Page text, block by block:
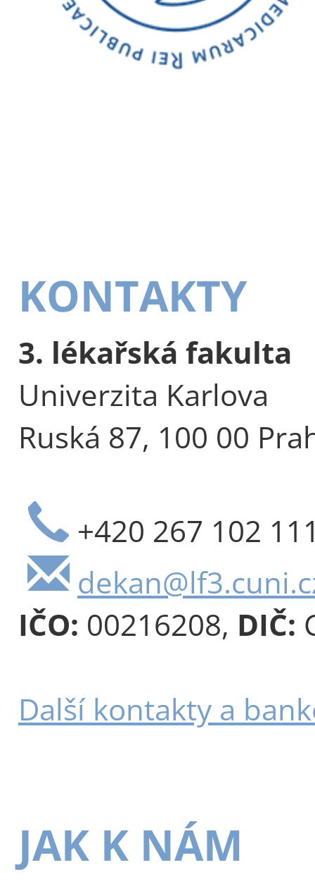
KONTAKTY
3. lékařská fakulta
Univerzita Karlova
Ruská 87, 100 00
+420 267 102
IČO: 00216208, DIČ:
Další kontakty a
JAK K NÁM